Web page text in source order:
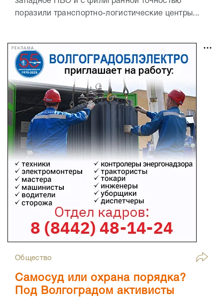
поразили транспортно-логистические центры...
РЕКЛАМА
Общество
Самосуд или охрана порядка?
Под Волгоградом активисты